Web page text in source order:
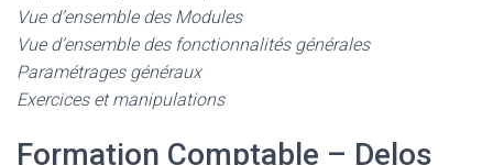
Vue d’ensemble des Modules
Vue d’ensemble des fonctionnalités générales
Paramétrages généraux
Exercices et manipulations
Formation Comptable – Delos